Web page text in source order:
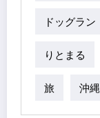
ドッグラン
りとまる
旅 沖縄